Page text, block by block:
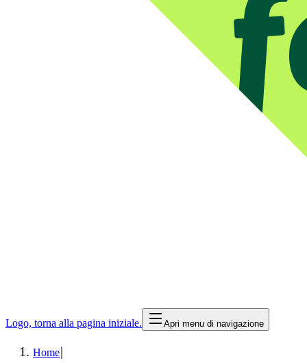
Logo, torna alla pagina iniziale. Apri menu di navigazione
Home|